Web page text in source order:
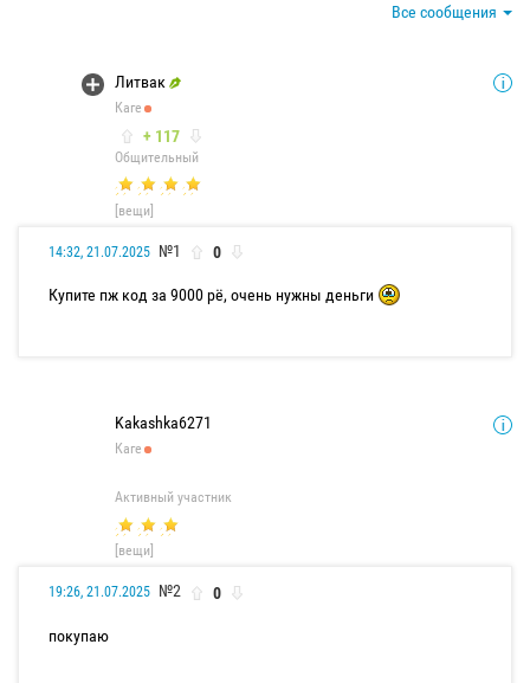
Все сообщения
Литвак
Каге
+ 117
Общительный
[вещи]
14:32, 21.07.2025 №1 0
Купите пж код за 9000 рё, очень нужны деньги
Kakashka6271
Каге
Активный участник
[вещи]
19:26, 21.07.2025 №2 0
покупаю